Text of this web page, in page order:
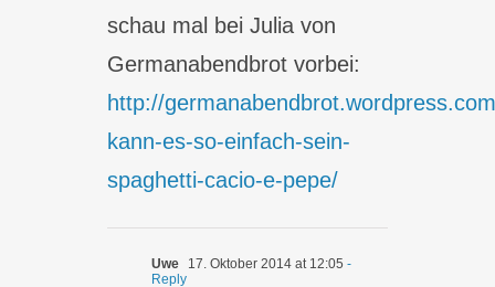
schau mal bei Julia von
Germanabendbrot vorbei:
http://
kann-es-so-einfach-sein-
spaghetti-cacio-e-pepe/
Uwe 17. Oktober 2014 at 12:05 -
Reply